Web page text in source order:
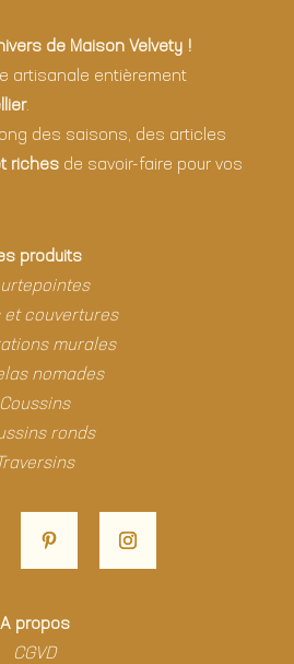
de Maison Velvety !
artisanale entièrement
.
des saisons, des articles
richesde savoir-faire pour vos
produits
et couvertures
murales
nomades
Coussins
ronds
Traversins
A propos
CGVD